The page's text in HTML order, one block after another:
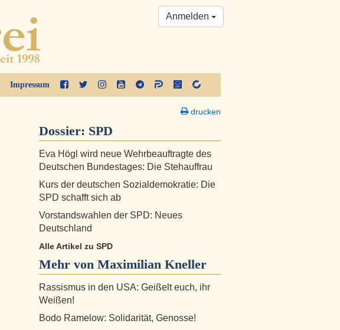
Impressum
Anmelden
drucken
Dossier: SPD
Eva Högl wird neue Wehrbeauftragte des
Deutschen Bundestages: Die Stehauffrau
Kurs der deutschen Sozialdemokratie: Die
SPD schafft sich ab
Vorstandswahlen der SPD: Neues
Deutschland
Alle Artikel zu SPD
Mehr von Maximilian Kneller
Rassismus in den USA: Geißelt euch, ihr
Weißen!
Bodo Ramelow: Solidarität, Genosse!